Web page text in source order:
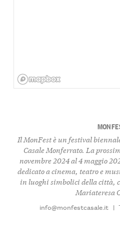
Il MonFest è un festival
Casale Monferrato. La
novembre 2024 al 4 maggio
dedicato a cinema, teatro e
in luoghi simbolici della città,
Mariateresa
info@monfestcasale.it |